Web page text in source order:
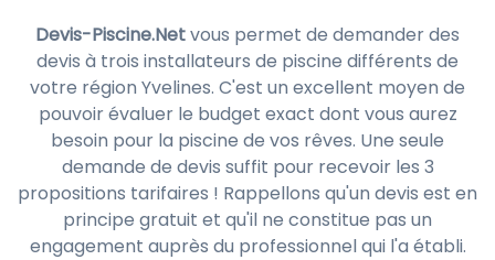
Devis-Piscine.Netvous permet de demander des
devis à trois installateurs de piscine différents de
votre région Yvelines. C'est un excellent moyen de
pouvoir évaluer le budget exact dont vous aurez
besoin pour la piscine de vos rêves. Une seule
demande de devis suffit pour recevoir les 3
propositions tarifaires ! Rappellons qu'un devis est en
principe gratuit et qu'il ne constitue pas un
engagement auprès du professionnel qui l'a établi.